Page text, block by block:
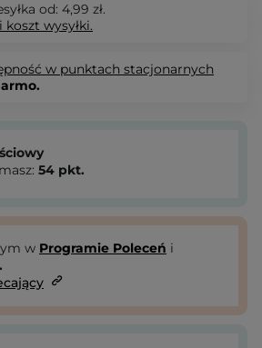
od: 4,99 zł.
koszt wysyłki.
w punktach stacjonarnych
54 pkt.
w Programie Poleceń i